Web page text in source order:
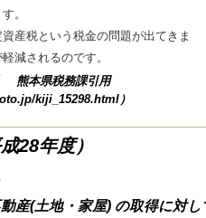
。
産税という税金の問題が出てきま
減されるのです。
熊本県税務課引用
kiji_15298.html）
28年度）
産(土地・家屋) の取得に対し